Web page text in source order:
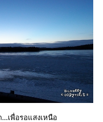
เพื่อรอแสงเหนือ